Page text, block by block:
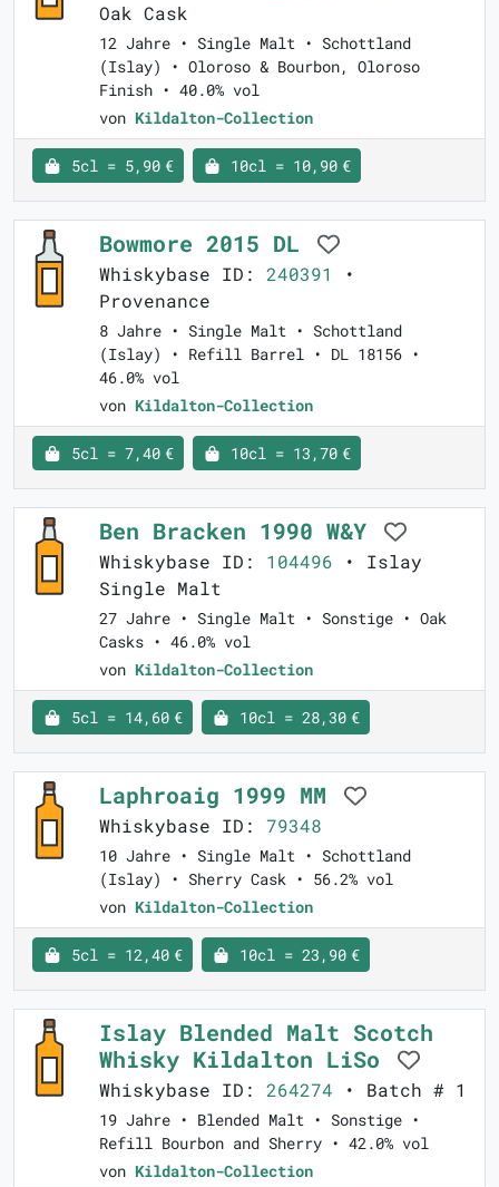
Oak Cask
12 Jahre • Single Malt • Schottland
(Islay) • Oloroso & Bourbon, Oloroso
Finish • 40.0% vol
von Kildalton-Collection
5cl = 5,90 € 10cl = 10,90 €
Bowmore 2015 DL
Whiskybase ID: 240391
•
Provenance
8 Jahre • Single Malt • Schottland
(Islay) • Refill Barrel • DL 18156 •
46.0% vol
von Kildalton-Collection
5cl = 7,40 € 10cl = 13,70 €
Ben Bracken 1990 W&Y
Whiskybase ID: 104496 • Islay
Single Malt
27 Jahre • Single Malt • Sonstige • Oak
Casks • 46.0% vol
von Kildalton-Collection
5cl = 14,60 € 10cl = 28,30 €
Laphroaig 1999 MM
Whiskybase ID: 79348
10 Jahre • Single Malt • Schottland
(Islay) • Sherry Cask • 56.2% vol
von Kildalton-Collection
5cl = 12,40 € 10cl = 23,90 €
Islay Blended Malt Scotch
Whisky Kildalton LiSo
Whiskybase ID: 264274 • Batch # 1
19 Jahre • Blended Malt • Sonstige •
Refill Bourbon and Sherry • 42.0% vol
von Kildalton-Collection